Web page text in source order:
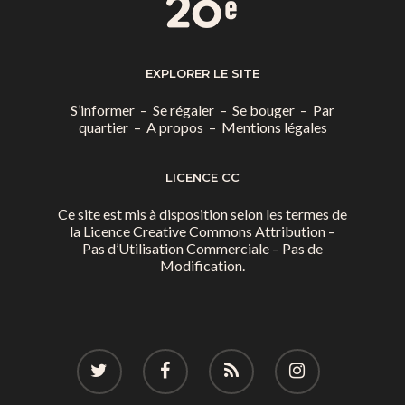
EXPLORER LE SITE
S’informer – Se régaler – Se bouger – Par
quartier– A propos – Mentions légales
LICENCE CC
Ce site est mis à disposition selon les termes de
la Licence Creative Commons Attribution –
Pas d’Utilisation Commerciale – Pas de
Modification.